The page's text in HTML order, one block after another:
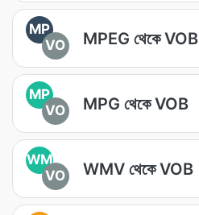
MP
VO
MPEG থেকে VOB
MP
VO
MPG থেকে VOB
WM
VO
WMV থেকে VOB